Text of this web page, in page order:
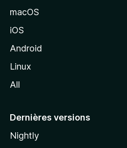
o
z
l
macOS
iOS
Android
Linux
All
Dernières versions
Nightly